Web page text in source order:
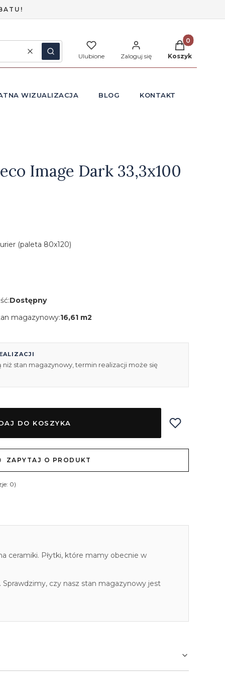
WyczyśćSzukaj Ulubione Zaloguj się
Produkty w
Koszyk
WIZUALIZACJA BLOG KONTAKT
Image Dark 33,3x100
(paleta 80x120)
Dostępny
magazynowy:16,61 m2
niż stan magazynowy, termin realizacji może się
DO KOSZYKA
ZAPYTAJ O PRODUKT
0)
ceramiki. Płytki, które mamy obecnie w
. Sprawdzimy, czy nasz stan magazynowy jest